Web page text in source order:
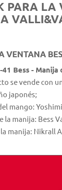
PARA LA
VENTANA
41 Bess -
se vende con
japonés;
mango:
la manija: Bess
manija: Nikrall